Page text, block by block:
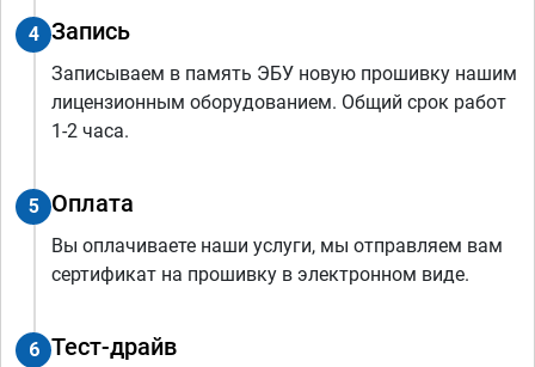
4 Запись
Записываем в память ЭБУ новую прошивку нашим
лицензионным оборудованием. Общий срок работ
1-2 часа.
5 Оплата
Вы оплачиваете наши услуги, мы отправляем вам
сертификат на прошивку в электронном виде.
6 Тест-драйв